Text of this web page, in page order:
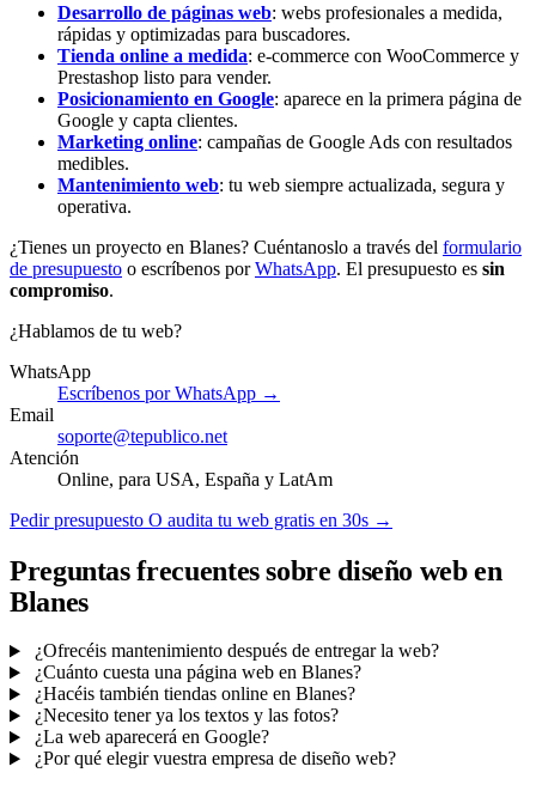
Desarrollo de páginas web: webs profesionales a medida,
rápidas y optimizadas para buscadores.
Tienda online a medida: e-commerce con WooCommerce y
Prestashop listo para vender.
Posicionamiento en Google: aparece en la primera página de
Google y capta clientes.
Marketing online: campañas de Google Ads con resultados
medibles.
Mantenimiento web: tu web siempre actualizada, segura y
operativa.
¿Tienes un proyecto en Blanes? Cuéntanoslo a través del formulario
de presupuesto o escríbenos porWhatsApp. El presupuesto es sin
compromiso.
¿Hablamos de tu web?
WhatsApp
Escríbenos por WhatsApp →
Email
soporte@tepublico.net
Atención
Online, para USA, España y LatAm
Pedir presupuesto O audita tu web gratis en 30s →
Preguntas frecuentes sobre diseño web en
Blanes
¿Ofrecéis mantenimiento después de entregar la web?
¿Cuánto cuesta una página web en Blanes?
¿Hacéis también tiendas online en Blanes?
¿Necesito tener ya los textos y las fotos?
¿La web aparecerá en Google?
¿Por qué elegir vuestra empresa de diseño web?